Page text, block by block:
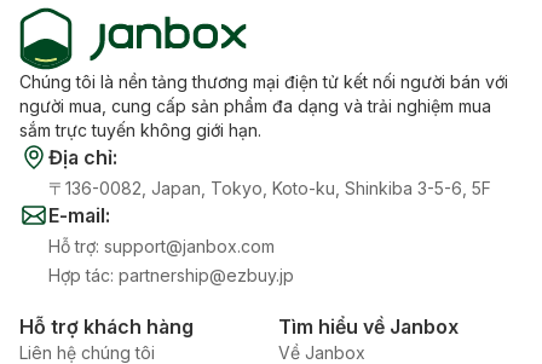
Chúng tôi là nền tảng thương mại điện tử kết nối người bán với
người mua, cung cấp sản phẩm đa dạng và trải nghiệm mua
sắm trực tuyến không giới hạn.
Địa chỉ:
〒136-0082, Japan, Tokyo, Koto-ku, Shinkiba 3-5-6, 5F
E-mail:
Hỗ trợ: support@janbox.com
Hợp tác: partnership@ezbuy.jp
Hỗ trợ khách hàng
Liên hệ chúng tôi
Tìm hiểu về Janbox
Về Janbox